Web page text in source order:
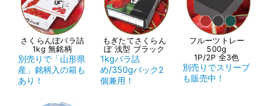
さくらんぼバラ詰
1kg 無銘柄
別売りで「山形県
産」銘柄入の箱も
あり！
もぎたてさくらん
ぼ 浅型 ブラック
1kgバラ詰
め/350gパック2
個兼用！
フルーツトレー
500g
1P/2P 全3色
別売りでスリーブ
も販売中！